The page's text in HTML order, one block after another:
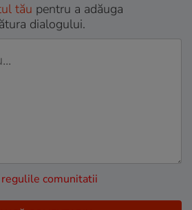
tău pentru a adăuga
dialogului.
regulile comunitatii